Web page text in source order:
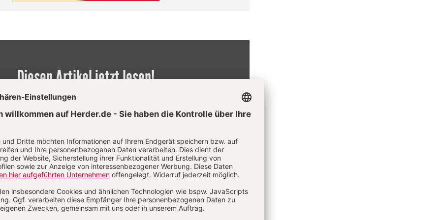
Diesen Artikel jetzt lesen!
innen können diesen
lesen.
Jetzt registrieren
Anmelden
Schily